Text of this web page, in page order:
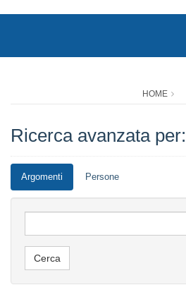
HOME
Ricerca avanzata per:
Argomenti Persone